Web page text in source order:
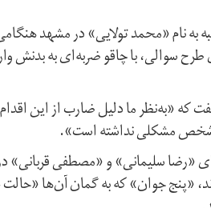
که یک طلبه به نام «محمد تولایی» در
سوالی، با چاقو ضربه‌ای به بدنش
که «به‌نظر ما دلیل ضارب از این
شخص مشکلی نداشته است».
طلبه به نام‌های «رضا سلیمانی» و «مصطفی
«پنج جوان» که به گمان آن‌ها